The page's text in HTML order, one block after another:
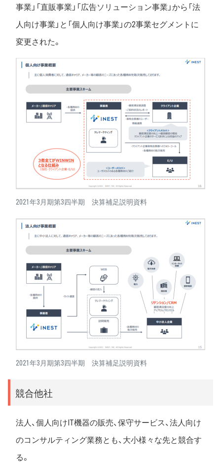
事業」「直販事業」「広告ソリューション事業」から「法
人向け事業」と「個人向け事業」の2事業セグメントに
変更された。
2021年3月期第3四半期 決算補足説明資料
2021年3月期第3四半期 決算補足説明資料
競合他社
法人、個人向けIT機器の販売、保守サービス、法人向け
のコンサルティング業務とも、大小様々な先と競合す
る。